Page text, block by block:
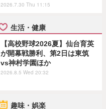
2026.7.30 Thu 11:15
生活・健康
【高校野球2026夏】仙台育英
が開幕戦勝利、第2日は東筑
vs神村学園ほか
2026.8.5 Wed 20:32
趣味・娯楽